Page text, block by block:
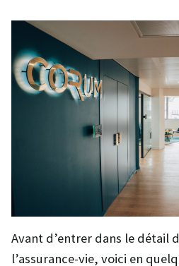
Avant d’entrer dans le détail
l’assurance-vie, voici en